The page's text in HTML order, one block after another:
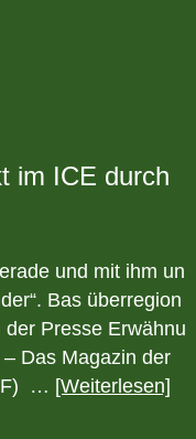
im ICE durch
und mit ihm un
Bas überregion
Presse Erwähnu
Das Magazin der
… [Weiterlesen]